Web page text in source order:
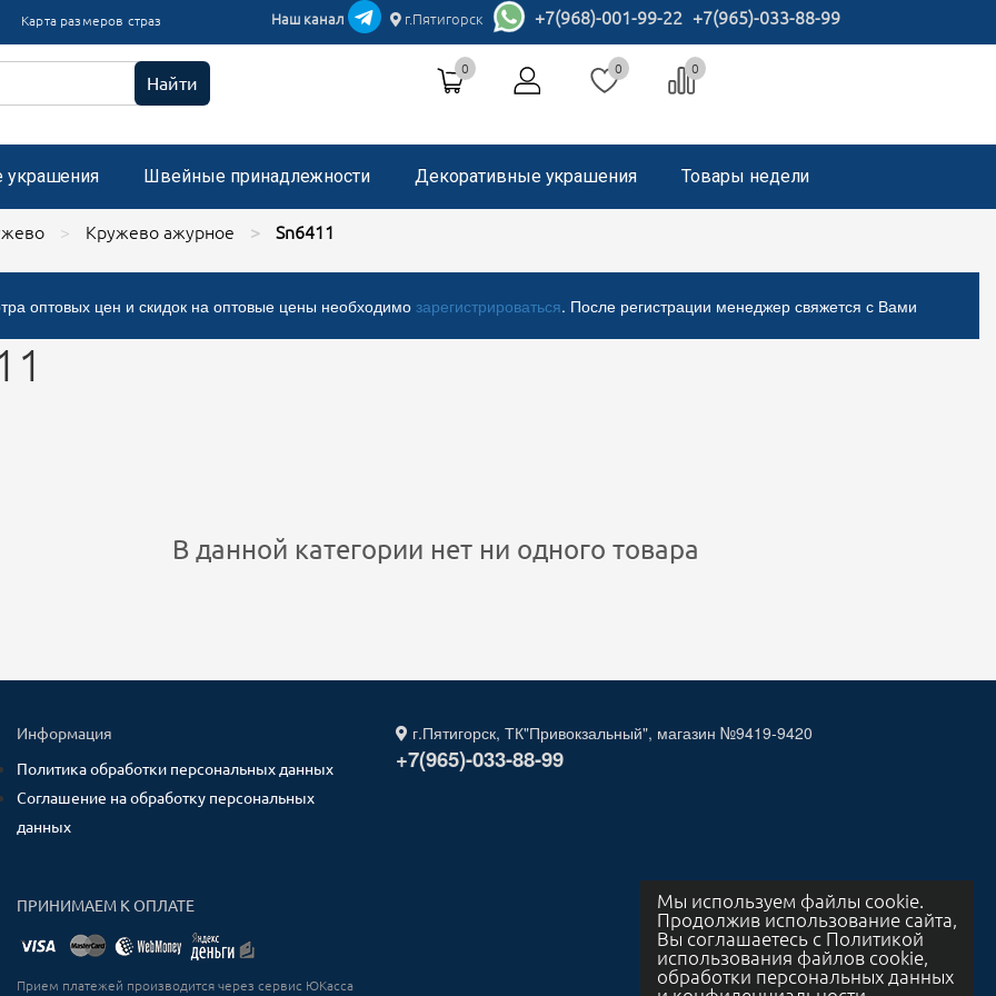
Мы используем файлы cookie.
Продолжив использование сайта,
Вы соглашаетесь с Политикой
использования файлов cookie,
обработки персональных данных
Карта размеров страз Наш канал г.Пятигорск +7(968)-001-99-22 +7(965)-033-88-99
Найти
0 0 0
украшения Швейные принадлежности Декоративные украшения
пришивные с микробисером
стразами, застежка "булавка"
Товары недели
Кружево ажурное Sn6411
оптовых цен и скидок на оптовые цены необходимо зарегистрироваться. После регистрации менеджер свяжется с Вами
В данной категории нет ни одного товара
Информация
Политика обработки персональных данных
Соглашение на обработку персональных
данных
ПРИНИМАЕМ К ОПЛАТЕ
Прием платежей производится через сервис ЮКасса
г.Пятигорск, ТК"Привокзальный", магазин №9419-9420
+7(965)-033-88-99